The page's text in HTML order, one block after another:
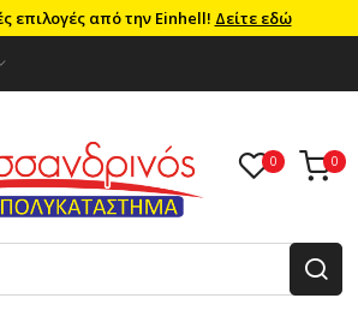
επιλογές από την Einhell! Δείτε εδώ